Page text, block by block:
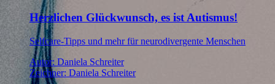
Herzlichen Glückwunsch, es ist Autismus!
Selfcare-Tipps und mehr für neurodivergente Menschen
Autor: Daniela Schreiter
Zeichner: Daniela Schreiter